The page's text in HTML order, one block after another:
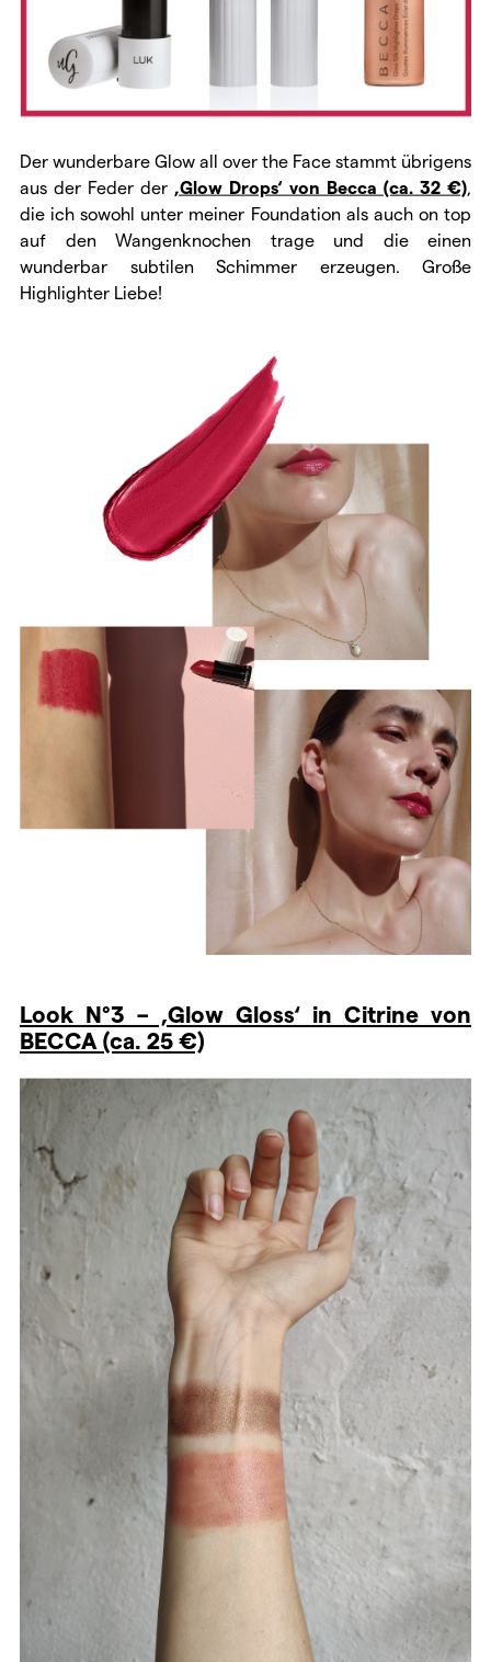
Der wunderbare Glow all over the Face stammt übrigens
aus der Feder der ‚Glow Drops‘ von Becca (ca. 32 €)
die ich sowohl unter meiner Foundation als auch on top
auf den Wangenknochen trage und die einen
wunderbar subtilen Schimmer erzeugen. Große
Highlighter Liebe!
Look N°3 – ‚Glow Gloss‘ in Citrine von
BECCA (ca. 25 €)